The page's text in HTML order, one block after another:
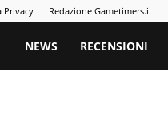
Privacy Redazione Gametimers.it
Gametimers
NEWS RECENSIONI